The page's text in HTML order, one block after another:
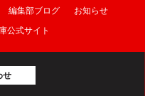
編集部ブログ
お知らせ
公式サイト
せ